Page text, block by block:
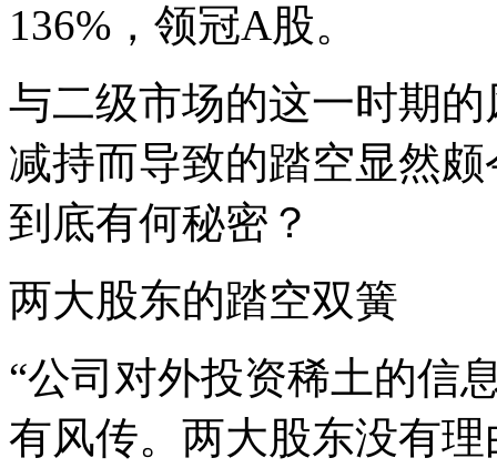
136%，领冠A股。
与二级市场的这一时期
减持而导致的踏空显然
到底有何秘密？
两大股东的踏空双簧
“公司对外投资稀土的信
有风传。两大股东没有